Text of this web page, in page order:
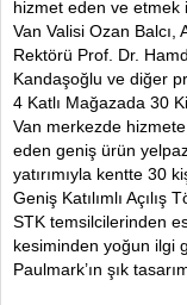
hizmet eden ve etmek
Van Valisi Ozan
Rektörü Prof. Dr.
Kandaşoğlu ve diğer
4 Katlı Mağazada 30
Van merkezde
eden geniş ürün
yatırımıyla kentte 30
Geniş Katılımlı Açılış
STK temsilcilerinden
kesiminden yoğun ilgi
Paulmark’ın şık